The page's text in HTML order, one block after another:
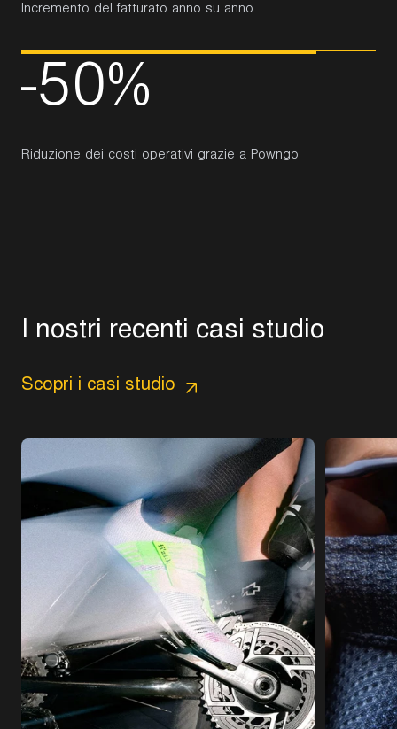
Incremento del fatturato anno su anno
-50%
Riduzione dei costi operativi grazie a Powngo
I nostri recenti casi studio
Scopri i casi studio